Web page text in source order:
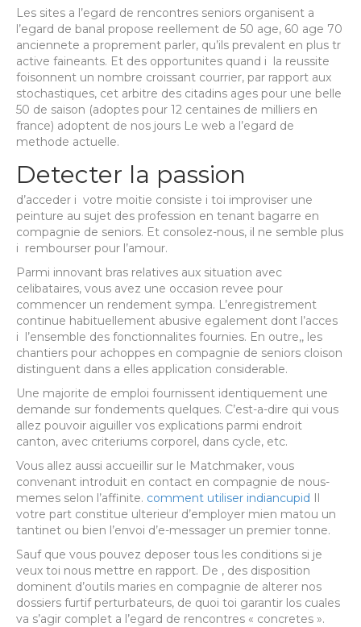
Les sites a l’egard de rencontres seniors organisent a
l’egard de banal propose reellement de 50 age, 60 age 70
anciennete a proprement parler, qu’ils prevalent en plus tr
active faineants. Et des opportunites quand i la reussite
foisonnent un nombre croissant courrier, par rapport aux
stochastiques, cet arbitre des citadins ages pour une belle
50 de saison (adoptes pour 12 centaines de milliers en
france) adoptent de nos jours Le web a l’egard de
methode actuelle.
Detecter la passion
d’acceder i votre moitie consiste i toi improviser une
peinture au sujet des profession en tenant bagarre en
compagnie de seniors. Et consolez-nous, il ne semble plus
i rembourser pour l’amour.
Parmi innovant bras relatives aux situation avec
celibataires, vous avez une occasion revee pour
commencer un rendement sympa. L’enregistrement
continue habituellement abusive egalement dont l’acces
i l’ensemble des fonctionnalites fournies. En outre,, les
chantiers pour achoppes en compagnie de seniors cloison
distinguent dans a elles application considerable.
Une majorite de emploi fournissent identiquement une
demande sur fondements quelques. C’est-a-dire qui vous
allez pouvoir aiguiller vos explications parmi endroit
canton, avec criteriums corporel, dans cycle, etc.
Vous allez aussi accueillir sur le Matchmaker, vous
convenant introduit en contact en compagnie de nous-
memes selon l’affinite. comment utiliser indiancupid Il
votre part constitue ulterieur d’employer mien matou un
tantinet ou bien l’envoi d’e-messager un premier tonne.
Sauf que vous pouvez deposer tous les conditions si je
veux toi nous mettre en rapport. De , des disposition
dominent d’outils maries en compagnie de alterer nos
dossiers furtif perturbateurs, de quoi toi garantir los cuales
va s’agir complet a l’egard de rencontres « concretes ».